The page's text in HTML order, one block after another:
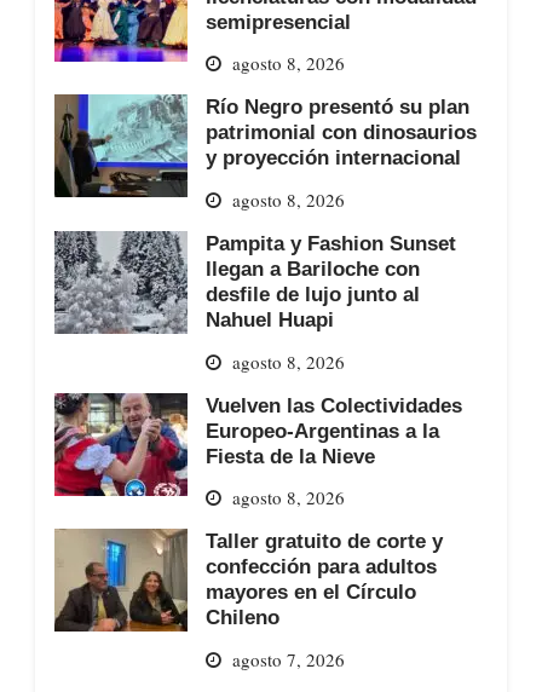
semipresencial
agosto 8, 2026
Río Negro presentó su plan
patrimonial con dinosaurios
y proyección internacional
agosto 8, 2026
Pampita y Fashion Sunset
llegan a Bariloche con
desfile de lujo junto al
Nahuel Huapi
agosto 8, 2026
Vuelven las Colectividades
Europeo-Argentinas a la
Fiesta de la Nieve
agosto 8, 2026
Taller gratuito de corte y
confección para adultos
mayores en el Círculo
Chileno
agosto 7, 2026